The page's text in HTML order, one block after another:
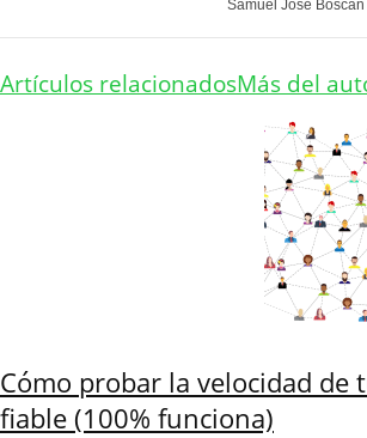
Samuel José
Artículos relacionadosMás del
Cómo probar la velocidad
fiable (100% funciona)